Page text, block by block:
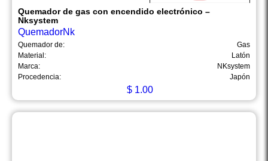
Quemador de gas con encendido electrónico –
Nksystem
QuemadorNk
Quemador de:
Gas
Material:
Latón
Marca:
NKsystem
Procedencia:
Japón
$ 1.00